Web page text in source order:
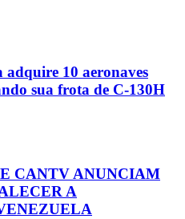
10 aeronaves
sua frota de C-130H
CANTV ANUNCIAM
A